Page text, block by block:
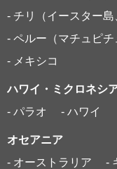
- チリ（イースター島
- ペルー（マチュピチ
- メキシコ
ハワイ・ミクロネシ
- パラオ
- ハワイ
オセアニア
- オーストラリア
-